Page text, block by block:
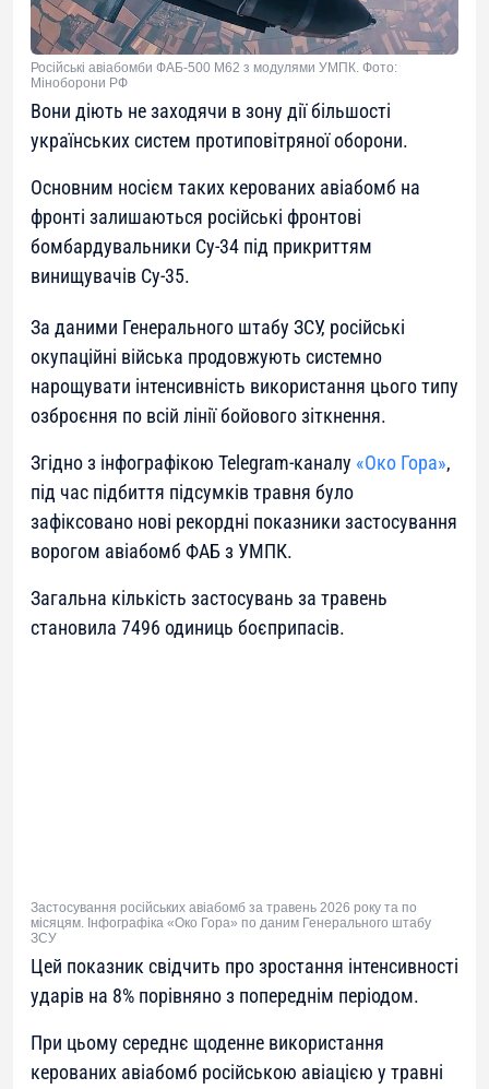
Російські авіабомби ФАБ-500 М62 з модулями УМПК. Фото:
Міноборони РФ
Вони діють не заходячи в зону дії більшості
українських систем протиповітряної оборони.
Основним носієм таких керованих авіабомб на
фронті залишаються російські фронтові
бомбардувальники Су-34 під прикриттям
винищувачів Су-35.
За даними Генерального штабу ЗСУ, російські
окупаційні війська продовжують системно
нарощувати інтенсивність використання цього типу
озброєння по всій лінії бойового зіткнення.
Згідно з інфографікою Telegram-каналу «Око Гора»,
під час підбиття підсумків травня було
зафіксовано нові рекордні показники застосування
ворогом авіабомб ФАБ з УМПК.
Загальна кількість застосувань за травень
становила 7496 одиниць боєприпасів.
Застосування російських авіабомб за травень 2026 року та по
місяцям. Інфографіка «Око Гора» по даним Генерального штабу
ЗСУ
Цей показник свідчить про зростання інтенсивності
ударів на 8% порівняно з попереднім періодом.
При цьому середнє щоденне використання
керованих авіабомб російською авіацією у травні